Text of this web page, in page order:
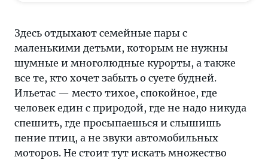
Здесь отдыхают семейные пары с
маленькими детьми, которым не нужны
шумные и многолюдные курорты, а также
все те, кто хочет забыть о суете будней.
Ильетас — место тихое, спокойное, где
человек един с природой, где не надо никуда
спешить, где просыпаешься и слышишь
пение птиц, а не звуки автомобильных
моторов. Не стоит тут искать множество